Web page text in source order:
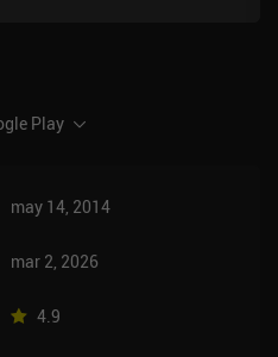
Play
may 14, 2014
mar 2, 2026
4.9